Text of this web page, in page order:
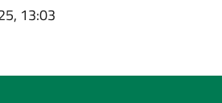
13:03